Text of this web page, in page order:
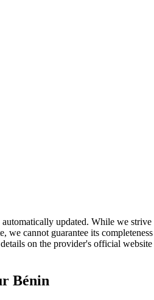
updated. While we strive
we cannot guarantee its completeness
on the provider's official website
Bénin